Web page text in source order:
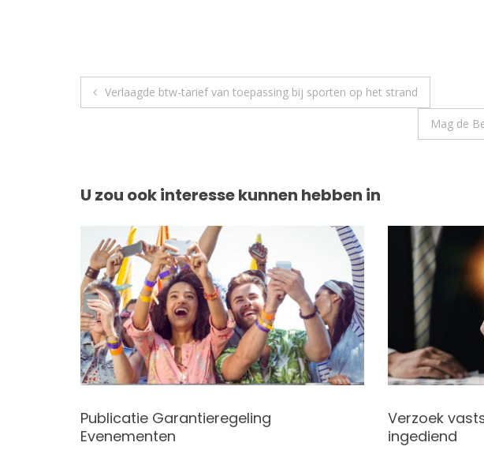
Berichtnavigatie
Verlaagde btw-tarief van toepassing bij sporten op het strand
Mag de
U zou ook interesse kunnen hebben in
Publicatie Garantieregeling
Evenementen
Verzoek
ingediend